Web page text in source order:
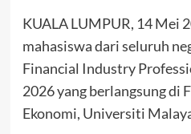
KUALA LUMPUR, 14 Mei
mahasiswa dari seluruh
Financial Industry
2026 yang berlangsung di
Ekonomi, Universiti